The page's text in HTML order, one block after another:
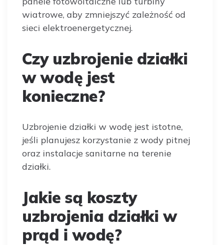
wiatrowe, aby zmniejszyć zależność od
sieci elektroenergetycznej.
Czy uzbrojenie działki
w wodę jest
konieczne?
Uzbrojenie działki w wodę jest istotne,
jeśli planujesz korzystanie z wody pitnej
oraz instalacje sanitarne na terenie
działki.
Jakie są koszty
uzbrojenia działki w
prąd i wodę?